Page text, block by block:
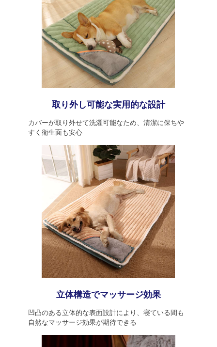
取り外し可能な実用的な設計
カバーが取り外せて洗濯可能なため、清潔に保ちや
すく衛生面も安心
立体構造でマッサージ効果
凹凸のある立体的な表面設計により、寝ている間も
自然なマッサージ効果が期待できる